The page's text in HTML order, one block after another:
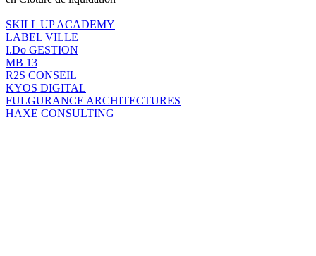
SKILL UP ACADEMY
LABEL VILLE
I.Do GESTION
MB 13
R2S CONSEIL
KYOS DIGITAL
FULGURANCE ARCHITECTURES
HAXE CONSULTING